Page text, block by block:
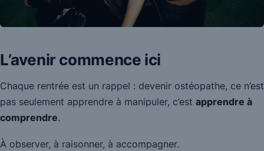
L’avenir commence ici
Chaque rentrée est un rappel : devenir ostéopathe, ce n’est
pas seulement apprendre à manipuler, c’est apprendre à
comprendre.
À observer, à raisonner, à accompagner.